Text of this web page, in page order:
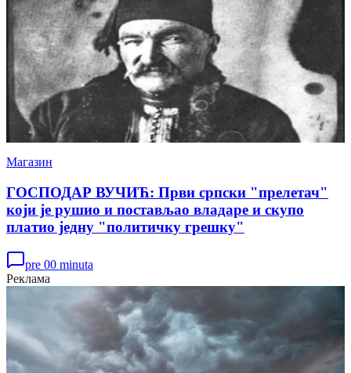
Магазин
ГОСПОДАР ВУЧИЋ: Први српски "прелетач"
који је рушио и постављао владаре и скупо
платио једну "политичку грешку"
pre 00 minuta
Реклама